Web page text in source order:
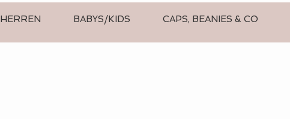
HERREN BABYS/KIDS CAPS, BEANIES & CO